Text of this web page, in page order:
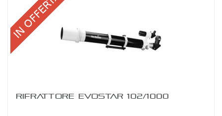
RIFRATTORE EVOSTAR 102/1000